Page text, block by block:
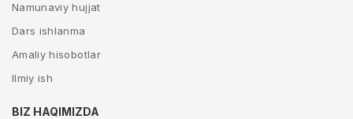
Namunaviy hujjat
Dars ishlanma
Amaliy hisobotlar
Ilmiy ish
BIZ HAQIMIZDA